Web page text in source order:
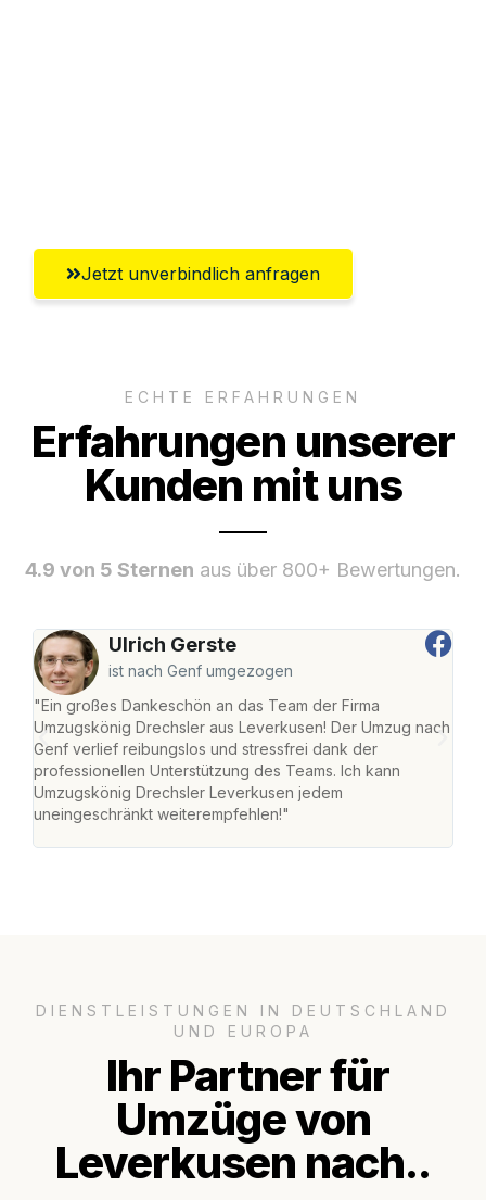
Jetzt unverbindlich anfragen
ECHTE ERFAHRUNGEN
Erfahrungen unserer
Kunden mit uns
4.9 von 5 Sternen aus über 800+ Bewertungen.
Ulrich Gerste
ist nach Genf umgezogen
"Ein großes Dankeschön an das Team der Firma
Umzugskönig Drechsler aus Leverkusen! Der Umzug nach
Genf verlief reibungslos und stressfrei dank der
professionellen Unterstützung des Teams. Ich kann
Umzugskönig Drechsler Leverkusen jedem
uneingeschränkt weiterempfehlen!"
DIENSTLEISTUNGEN IN DEUTSCHLAND
UND EUROPA
Ihr Partner für
Umzüge von
Leverkusen nach..